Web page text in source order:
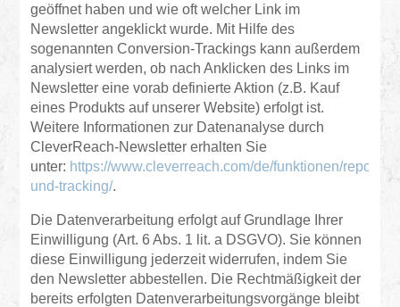
geöffnet haben und wie oft welcher Link im
Newsletter angeklickt wurde. Mit Hilfe des
sogenannten Conversion-Trackings kann außerdem
analysiert werden, ob nach Anklicken des Links im
Newsletter eine vorab definierte Aktion (z.B. Kauf
eines Produkts auf unserer Website) erfolgt ist.
Weitere Informationen zur Datenanalyse durch
CleverReach-Newsletter erhalten Sie
unter: https://www.cleverreach.com/de/funktionen/
und-tracking/.
Die Datenverarbeitung erfolgt auf Grundlage Ihrer
Einwilligung (Art. 6 Abs. 1 lit. a DSGVO). Sie können
diese Einwilligung jederzeit widerrufen, indem Sie
den Newsletter abbestellen. Die Rechtmäßigkeit der
bereits erfolgten Datenverarbeitungsvorgänge bleibt